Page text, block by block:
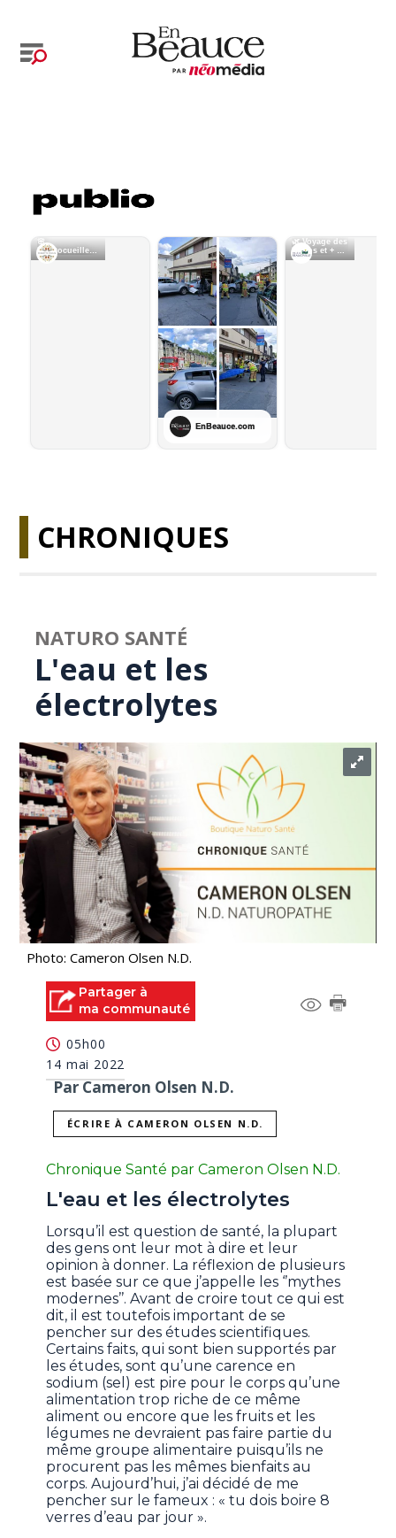
CHRONIQUES
NATURO SANTÉ
L'eau et les
électrolytes
Photo: Cameron Olsen N.D.
Partager à
ma communauté
05h00
14 mai 2022
Par Cameron Olsen N.D.
ÉCRIRE À CAMERON OLSEN N.D.
Chronique Santé par Cameron Olsen N.D.
L'eau et les électrolytes
Lorsqu’il est question de santé, la plupart
des gens ont leur mot à dire et leur
opinion à donner. La réflexion de plusieurs
est basée sur ce que j’appelle les ‘’mythes
modernes’’. Avant de croire tout ce qui est
dit, il est toutefois important de se
pencher sur des études scientifiques.
Certains faits, qui sont bien supportés par
les études, sont qu’une carence en
sodium (sel) est pire pour le corps qu’une
alimentation trop riche de ce même
aliment ou encore que les fruits et les
légumes ne devraient pas faire partie du
même groupe alimentaire puisqu’ils ne
procurent pas les mêmes bienfaits au
corps. Aujourd’hui, j’ai décidé de me
pencher sur le fameux : « tu dois boire 8
verres d’eau par jour ».